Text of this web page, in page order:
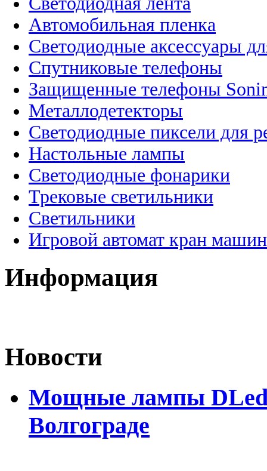
Автомобильная пленка
Светодиодные аксессуары
Спутниковые телефоны
Защищенные телефоны
Металлодетекторы
Светодиодные пиксели для
Настольные лампы
Светодиодные фонарики
Трековые светильники
Светильники
Игровой автомат кран
Информация
Новости
Мощные лампы DLed
Волгограде